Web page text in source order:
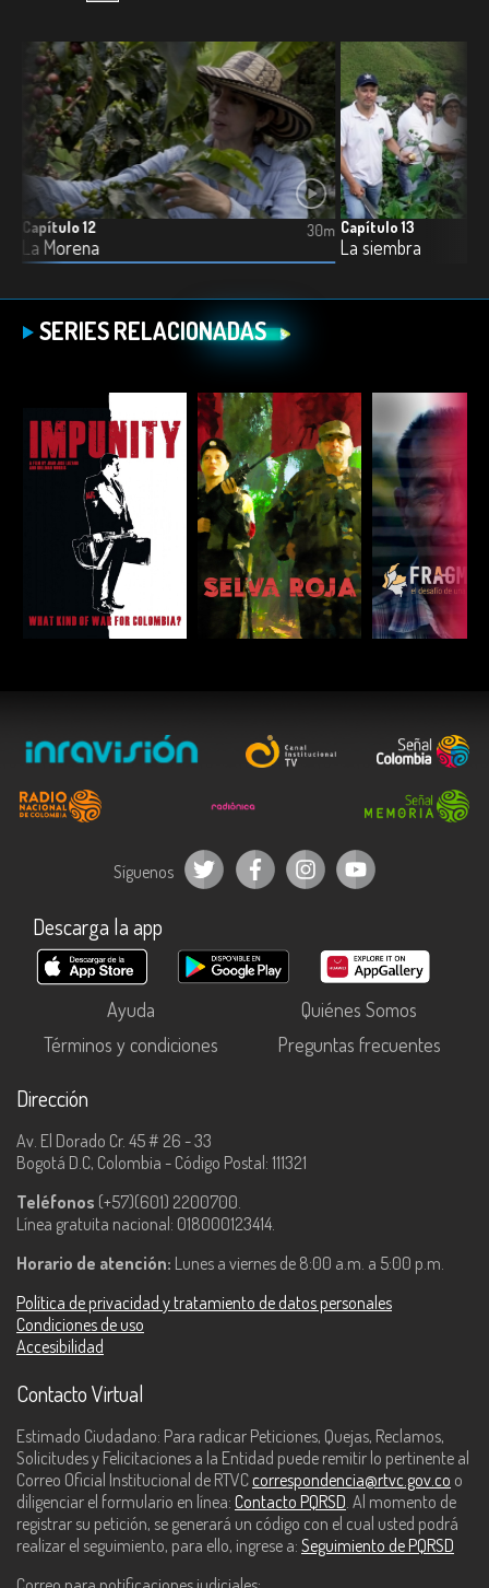
Capítulo 12
La Morena
30m Capítulo 13
La siembra
SERIES RELACIONADAS
ESCUCHAR ESCUCHAR
Síguenos
Descarga la app
Ayuda
Quiénes Somos
Términos y condiciones
Preguntas frecuentes
Dirección
Av. El Dorado Cr. 45 # 26 - 33
Bogotá D.C, Colombia - Código Postal: 111321
Teléfonos (+57)(601) 2200700.
Línea gratuita nacional: 018000123414.
Horario de atención: Lunes a viernes de 8:00 a.m. a 5:00 p.m.
Política de privacidad y tratamiento de datos personales
Condiciones de uso
Accesibilidad
Contacto Virtual
Estimado Ciudadano: Para radicar Peticiones, Quejas, Reclamos,
Solicitudes y Felicitaciones a la Entidad puede remitir lo pertinente al
Correo Oficial Institucional de RTVC correspondencia@rtvc.gov.co o
diligenciar el formulario en línea: Contacto PQRSD. Al momento de
registrar su petición, se generará un código con el cual usted podrá
realizar el seguimiento, para ello, ingrese a: Seguimiento de PQRSD